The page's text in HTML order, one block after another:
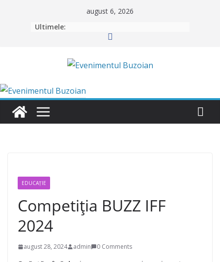
august 6, 2026
Ultimele:
EDUCAȚIE
Competiția BUZZ IFF
2024
august 28, 2024 admin 0 Comments